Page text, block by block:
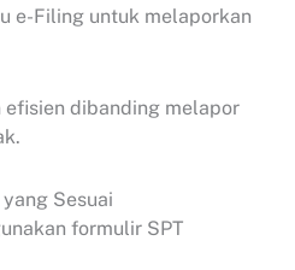
e-Filing untuk melaporkan
dibanding melapor
Sesuai
formulir SPT